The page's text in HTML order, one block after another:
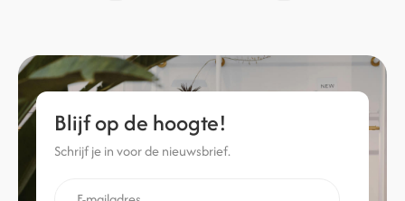
Blijf op de hoogte!
Schrijf je in voor de nieuwsbrief.